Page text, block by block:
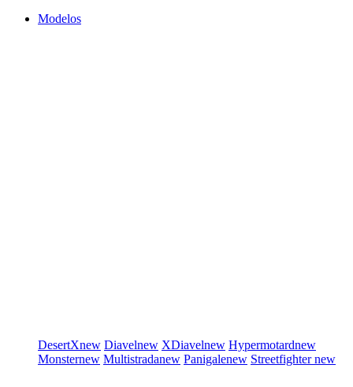
Modelos
DesertXnew Diavelnew XDiavelnew Hypermotardnew
Monsternew Multistradanew Panigalenew Streetfighternew